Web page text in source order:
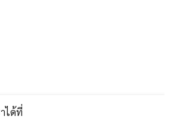
ได้ที่